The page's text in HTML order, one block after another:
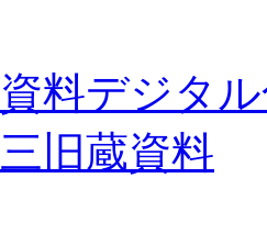
料デジタ
旧蔵資料